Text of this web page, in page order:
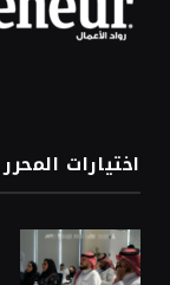
اختيارات المحرر